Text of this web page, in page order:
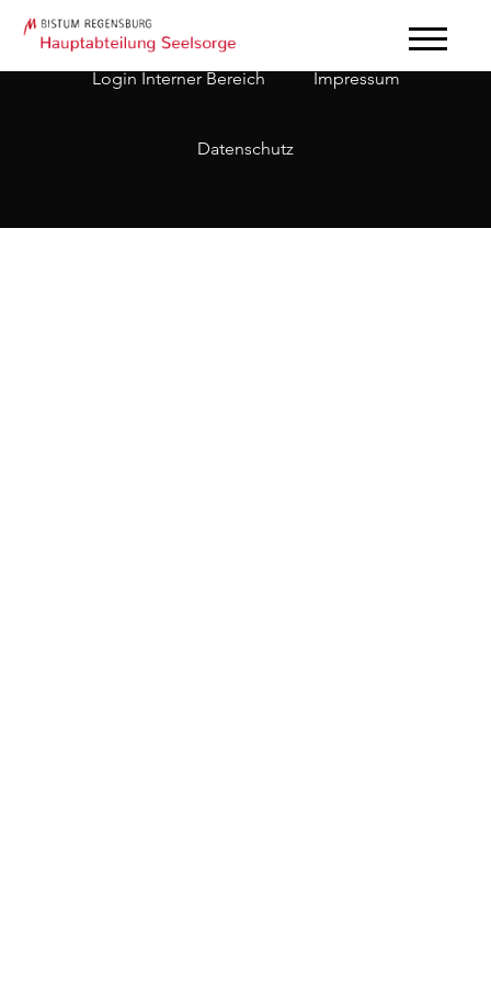
Login Interner Bereich Impressum
Datenschutz